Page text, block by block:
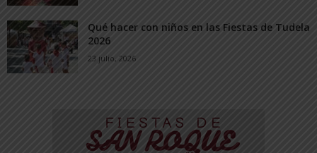
Qué hacer con niños en las Fiestas de Tudela
2026
23 julio, 2026